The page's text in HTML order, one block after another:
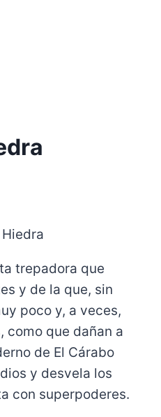
trepadora que
y de la que, sin
poco y, a veces,
como que dañan a
de El Cárabo
y desvela los
con superpoderes.